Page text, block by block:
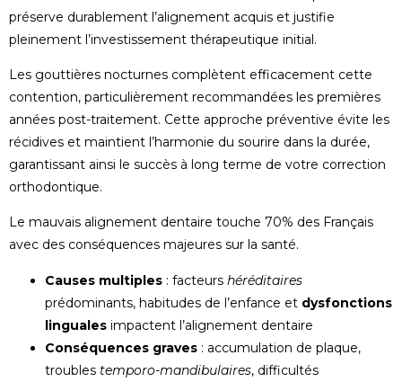
préserve durablement l’alignement acquis et justifie
pleinement l’investissement thérapeutique initial.
Les gouttières nocturnes complètent efficacement cette
contention, particulièrement recommandées les premières
années post-traitement. Cette approche préventive évite les
récidives et maintient l’harmonie du sourire dans la durée,
garantissant ainsi le succès à long terme de votre correction
orthodontique.
Le mauvais alignement dentaire touche 70% des Français
avec des conséquences majeures sur la santé.
Causes multiples : facteurs héréditaires
prédominants, habitudes de l’enfance et dysfonctions
linguales impactent l’alignement dentaire
Conséquences graves : accumulation de plaque,
troubles temporo-mandibulaires, difficultés